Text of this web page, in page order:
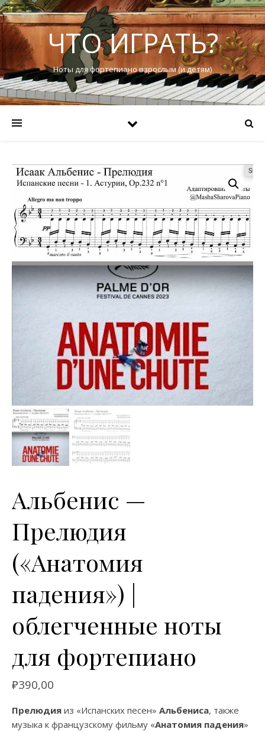
ЧТО ИГРАТЬ?
Ноты для фортепиано взрослым (и детям)
Альбенис —
Прелюдия
(«Анатомия
падения») |
облегченные ноты
для фортепиано
₽390,00
Прелюдия из «Испанских песен» Альбениса, также
музыка к французскому фильму «Анатомия падения»